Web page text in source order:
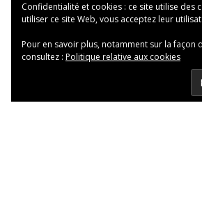
Confidentialité et cookies : ce site utilise des
utiliser ce site Web, vous acceptez leur
Pour en savoir plus, notamment sur la façon
consultez : Politique relative aux cookies